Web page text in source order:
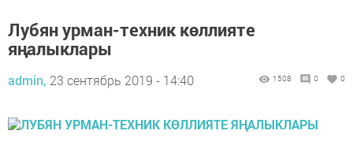
Лубян урман-техник көллияте
яңалыклары
admin, 23 сентябрь 2019 - 14:40 1508 0 0